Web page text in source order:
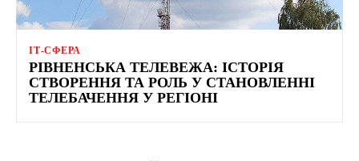
ІТ-СФЕРА
РІВНЕНСЬКА ТЕЛЕВЕЖА: ІСТОРІЯ
СТВОРЕННЯ ТА РОЛЬ У СТАНОВЛЕННІ
ТЕЛЕБАЧЕННЯ У РЕГІОНІ